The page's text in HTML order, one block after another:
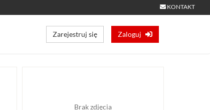
KONTAKT
Zarejestruj się Zaloguj
Brak zdjęcia